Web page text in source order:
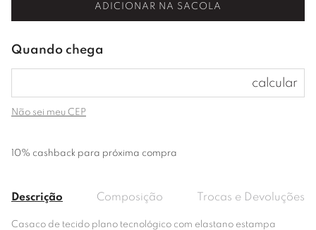
ADICIONAR NA SACOLA
Não sei meu CEP
10% cashback para próxima compra
Descrição Composição Trocas e Devoluções
Casaco de tecido plano tecnológico com elastano estampa